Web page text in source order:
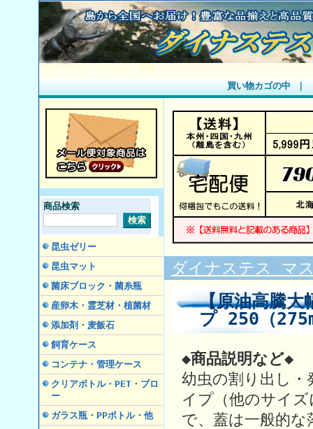
ダイナステス マスターズ 廣島
買い物カゴの中
商品検索
昆虫ゼリー
昆虫マット
菌床ブロック・菌糸瓶
産卵木・霊芝材・植菌材
添加剤・麦飯石
飼育ケース
コンテナ・管理ケース
クリアボトル・PET・ブロ
ー
ガラス瓶・PPボトル・他
ダイナステス マ
【原油高騰大
プ 250（
◆商品説明など◆
幼虫の割り出し
イプ（他のサイ
で、蓋は一般的